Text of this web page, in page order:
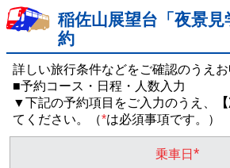
稲佐山展望台「夜景
約
詳しい旅行条件などをご確認のうえお
■予約コース・日程・人数入力
▼下記の予約項目をご入力のうえ、
てください。（*は必須事項です。）
乗車日*